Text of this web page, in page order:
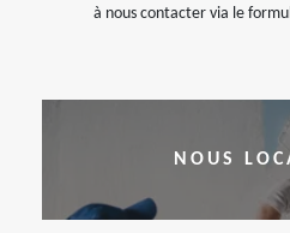
à nous contacter via le
NOUS